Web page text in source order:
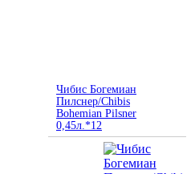
Чибис Богемиан
Пилснер/Chibis
Bohemian Pilsner
0,45л.*12